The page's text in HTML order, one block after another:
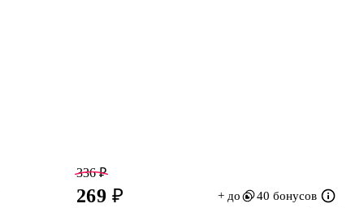
336 ₽
269 ₽ + до 40 бонусов